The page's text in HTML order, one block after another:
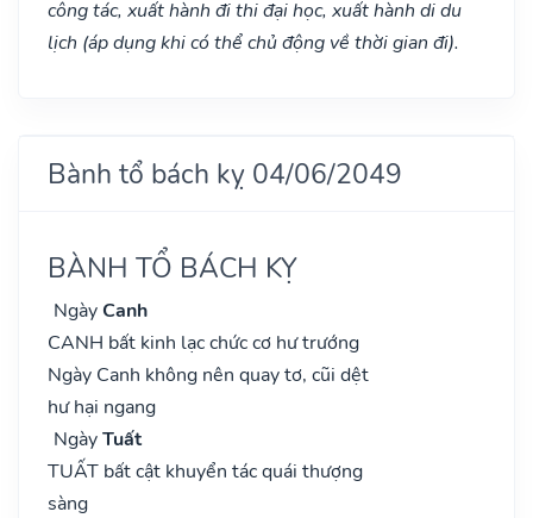
công tác, xuất hành đi thi đại học, xuất hành di du
lịch (áp dụng khi có thể chủ động về thời gian đi).
Bành tổ bách kỵ 04/06/2049
BÀNH TỔ BÁCH KỴ
NgàyCanh
CANH bất kinh lạc chức cơ hư trướng
Ngày Canh không nên quay tơ, cũi dệt
hư hại ngang
NgàyTuất
TUẤT bất cật khuyển tác quái thượng
sàng